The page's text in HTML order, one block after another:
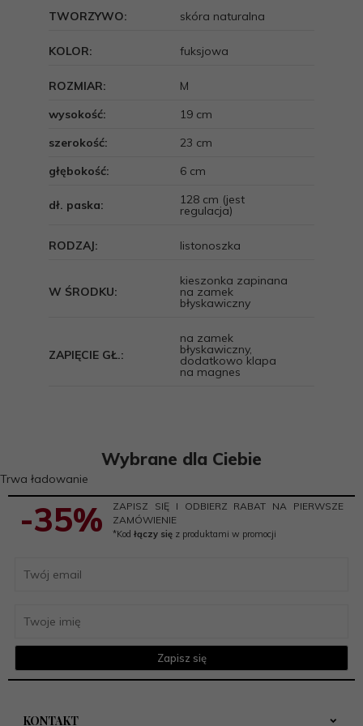
TWORZYWO: skóra naturalna
KOLOR: fuksjowa
ROZMIAR:
M
wysokość:
19 cm
szerokość:
23 cm
głębokość:
6 cm
dł. paska: 128 cm (jest
regulacja)
RODZAJ: listonoszka
W ŚRODKU:
kieszonka zapinana
na zamek
błyskawiczny
ZAPIĘCIE GŁ.:
na zamek
błyskawiczny,
dodatkowo klapa
na magnes
Wybrane dla Ciebie
Trwa ładowanie
KONTAKT
-35%
ZAPISZ SIĘ I ODBIERZ RABAT NA PIERWSZE
ZAMÓWIENIE
*Kod łączy się z produktami w promocji
Zapisz się